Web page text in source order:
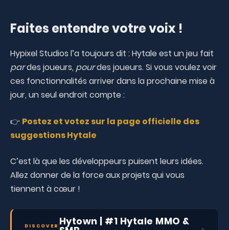
Faites entendre votre voix !
Hypixel Studios l’a toujours dit : Hytale est un jeu fait
pardes joueurs, pourdes joueurs. Si vous voulez voir
ces fonctionnalités arriver dans la prochaine mise à
jour, un seul endroit compte :
👉 Postez et votez sur la page officielle des
suggestions Hytale
C’est là que les développeurs puisent leurs idées.
Allez donner de la force aux projets qui vous
tiennent à cœur !
DISCOVER Hytown | #1 Hytale MMO &